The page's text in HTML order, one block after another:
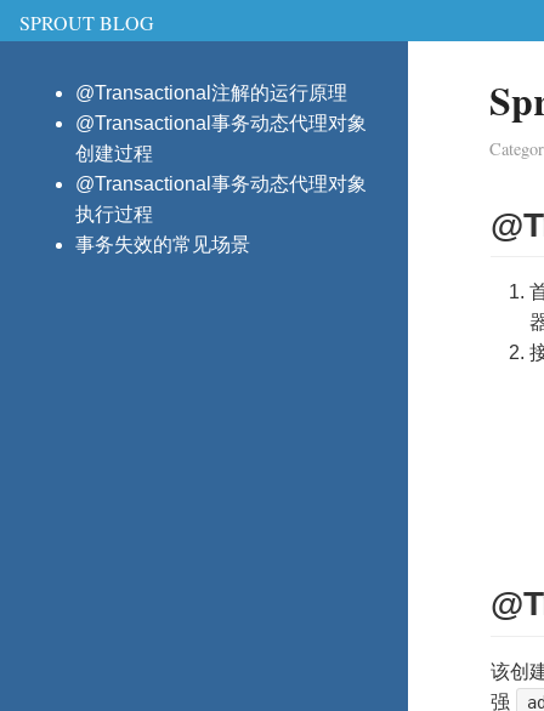
SPROUT BLOG
@Transactional注解的运行原理
@Transactional事务动态代理对象
创建过程
@Transactional事务动态代理对象
执行过程
事务失效的常见场景
该创
强